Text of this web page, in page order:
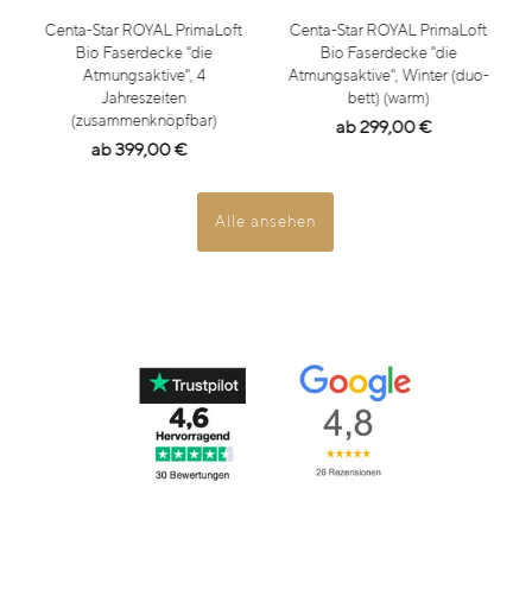
Centa-Star ROYAL PrimaLoft
Bio Faserdecke "die
Atmungsaktive", 4
Jahreszeiten
(zusammenknöpfbar)
ab 399,00 €
Centa-Star ROYAL PrimaLoft
Bio Faserdecke "die
Atmungsaktive", Winter (duo-
bett) (warm)
ab 299,00 €
Alle ansehen